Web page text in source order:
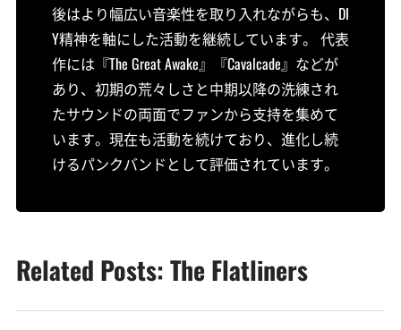
後はより幅広い音楽性を取り入れながらも、DI
Y精神を軸にした活動を継続しています。 代表
作には『The Great Awake』『Cavalcade』などが
あり、初期の荒々しさと中期以降の洗練され
たサウンドの両面でファンから支持を集めて
います。現在も活動を続けており、進化し続
けるパンクバンドとして評価されています。
Related Posts: The Flatliners